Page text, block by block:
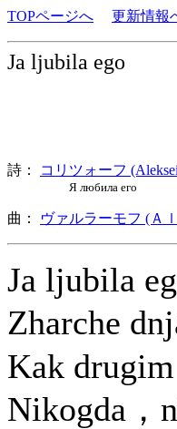
TOPページへ 更新情報
Ja ljubila ego
詩： コリツォーフ
Я любила его
曲： ヴァルラーモフ (Ａ
Ja ljubila
Zharche
Kak
Nikogda，